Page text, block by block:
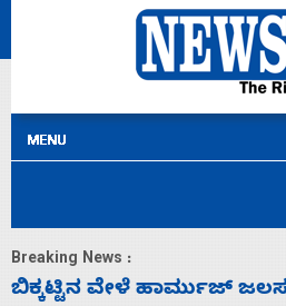
Breaking News :
60
ನಾಗೇಂದ್ರ